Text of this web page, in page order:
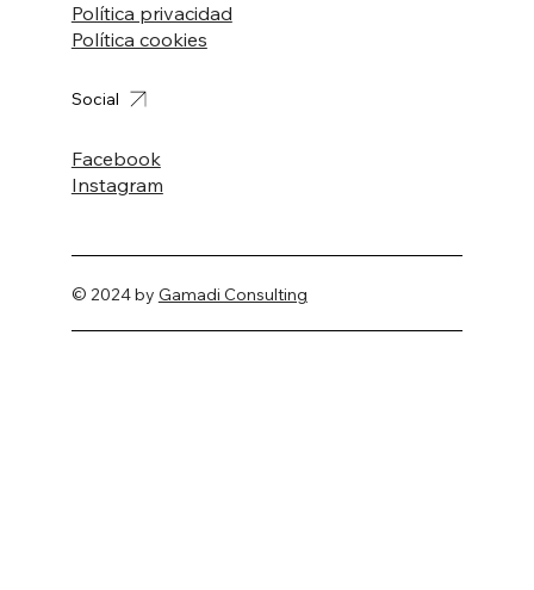
© 2024 by Gamadi Consulting
Política privacidad
Política cookies
Facebook
Instagram
Social